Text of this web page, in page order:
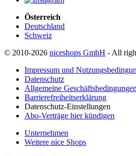
Österreich
Deutschland
Schweiz
© 2010-2026 niceshops GmbH - All
Impressum und
Datenschutz
Allgemeine
Barrierefreiheitserklärung
Datenschutz-Einstellungen
Abo-Verträge hier kündigen
Unternehmen
Weitere nice Shops